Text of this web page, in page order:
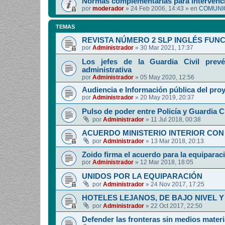
por moderador » 24 Feb 2006, 14:43 » en
TEMAS
REVISTA NÚMERO 2 SLP INGLÉS
por Administrador » 30 Mar 2021, 17:37
Los jefes de la Guardia Civil
administrativa
por Administrador » 05 May 2020, 12:56
Audiencia e Información pública del
por Administrador » 20 May 2019, 20:37
Pulso de poder entre Policía y Guardia
por Administrador » 11 Jul 2018, 00:38
ACUERDO MINISTERIO INTERIOR
por Administrador » 13 Mar 2018, 20:13
Zoido firma el acuerdo para la
por Administrador » 12 Mar 2018, 18:05
UNIDOS POR LA EQUIPARACIÓN
por Administrador » 24 Nov 2017, 17:25
HOTELES LEJANOS, DE BAJO NIVEL
por Administrador » 22 Oct 2017, 22:50
Defender las fronteras sin medios